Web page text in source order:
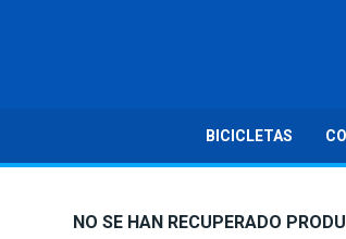
BICICLETAS
NO SE HAN RECUPERADO